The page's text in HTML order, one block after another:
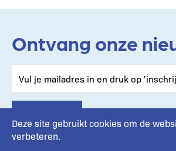
Ontvang onze
Deze site gebruikt cookies om de
verbeteren.